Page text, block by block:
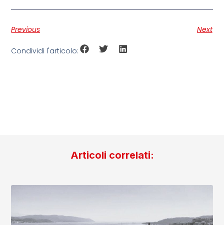
Previous Next
Condividi l'articolo:
Articoli correlati: